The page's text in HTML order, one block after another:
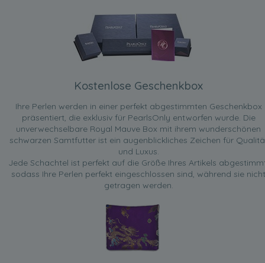
Kostenlose Geschenkbox
Ihre Perlen werden in einer perfekt abgestimmten Geschenkbox
präsentiert, die exklusiv für PearlsOnly entworfen wurde. Die
unverwechselbare Royal Mauve Box mit ihrem wunderschönen
schwarzen Samtfutter ist ein augenblickliches Zeichen für
und Luxus.
Jede Schachtel ist perfekt auf die Größe Ihres Artikels
sodass Ihre Perlen perfekt eingeschlossen sind, während sie nicht
getragen werden.